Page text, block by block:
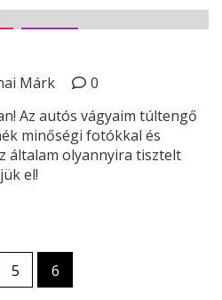
Márk
0
Az autós vágyaim túltengő
minőségi fotókkal és
általam olyannyira tisztelt
el!
5 6